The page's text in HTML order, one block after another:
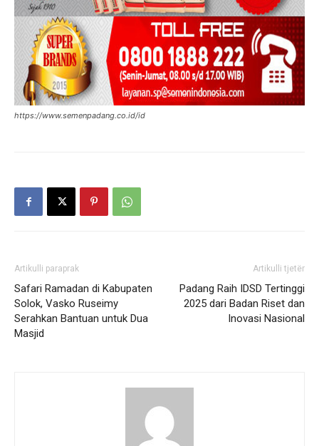
https://www.semenpadang.co.id/id
Artikulli paraprak
Safari Ramadan di Kabupaten
Solok, Vasko Ruseimy
Serahkan Bantuan untuk Dua
Masjid
Artikulli tjetër
Padang Raih IDSD Tertinggi
2025 dari Badan Riset dan
Inovasi Nasional